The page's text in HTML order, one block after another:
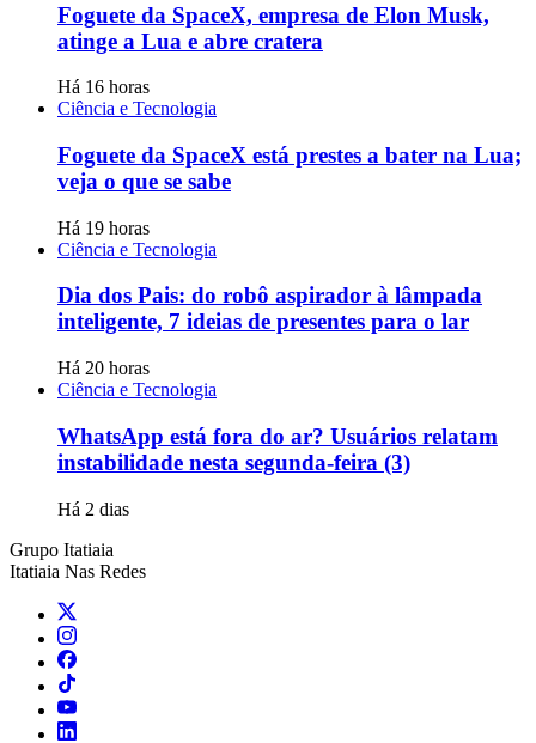
Foguete da SpaceX, empresa de Elon Musk,
atinge a Lua e abre cratera
Há 16 horas
Ciência e Tecnologia
Foguete da SpaceX está prestes a bater na Lua;
veja o que se sabe
Há 19 horas
Ciência e Tecnologia
Dia dos Pais: do robô aspirador à lâmpada
inteligente, 7 ideias de presentes para o lar
Há 20 horas
Ciência e Tecnologia
WhatsApp está fora do ar? Usuários relatam
instabilidade nesta segunda-feira (3)
Há 2 dias
Grupo Itatiaia
Itatiaia Nas Redes